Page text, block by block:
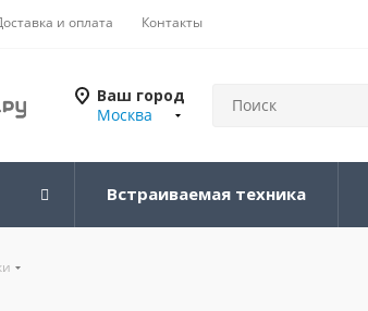
и оплата Контакты
Ваш город
Москва
Встраиваемая техника